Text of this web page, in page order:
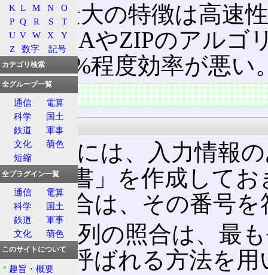
LZW最大の特徴は高速
く、LHAやZIPのアルゴ
ると30%程度効率が悪い
特徴
圧縮法
具体的には、入力情報
た「辞書」を作成して
した場合は、その番号
データ列の照合は、最
致法と呼ばれる方法を用
K L M N
O
P Q R S
T
U V W X
Y
Z
数字 記号
カテゴリ検索
全グループ一覧
通信
電算
科学
国土
鉄道
軍事
文化
萌色
短縮
全プラグイン一覧
通信
電算
科学
国土
鉄道
軍事
文化
萌色
このサイトについて
趣旨・概要